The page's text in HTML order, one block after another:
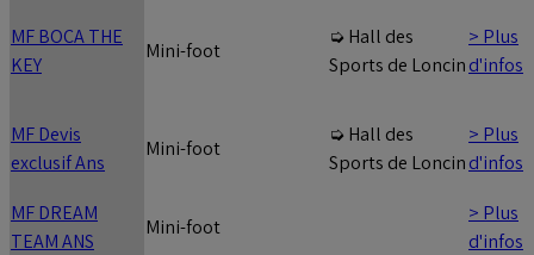
MF BOCA THE
KEY
Mini-foot
➭ Hall des
Sports de Loncin
> Plus
d'infos
MF Devis
exclusif Ans
Mini-foot
➭ Hall des
Sports de Loncin
> Plus
d'infos
MF DREAM
TEAM ANS
Mini-foot
> Plus
d'infos